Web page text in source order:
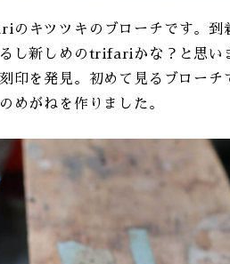
のキツツキのブローチです。到
し新しめのtrifariかな？と思い
印を発見。初めて見るブローチ
めがねを作りました。